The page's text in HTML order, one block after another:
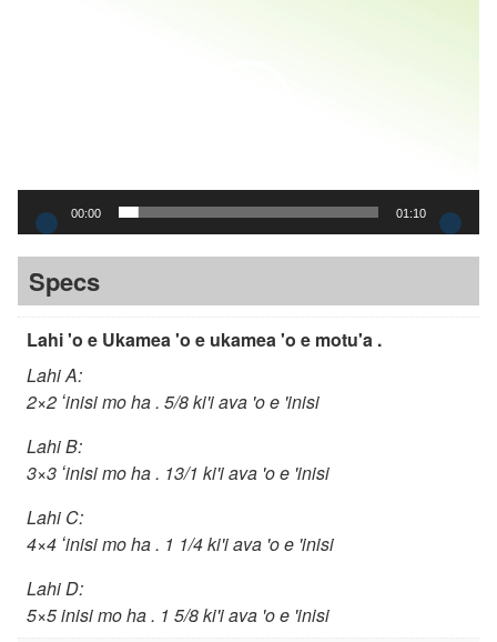
3
.
4
00:00 01:10
Specs
Lahi 'o e Ukamea 'o e ukamea 'o e motu'a .
Lahi A:
2×2 ʻinisi mo ha . 5/8 ki'i ava 'o e 'inisi
Lahi B:
3×3 ʻinisi mo ha . 13/1 ki'i ava 'o e 'inisi
Lahi C:
4×4 ʻinisi mo ha . 1 1/4 ki'i ava 'o e 'inisi
Lahi D:
5×5 inisi mo ha . 1 5/8 ki'i ava 'o e 'inisi